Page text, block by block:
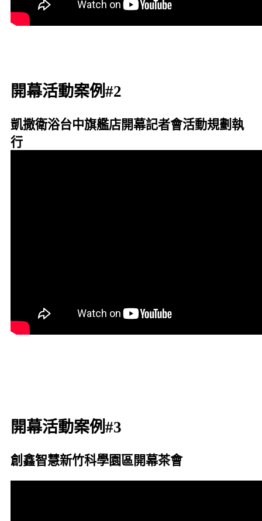
開幕活動案例#2
凱撒衛浴台中旗艦店開幕記者會活動規劃執
行
開幕活動案例#3
創鑫智慧新竹科學園區開幕茶會